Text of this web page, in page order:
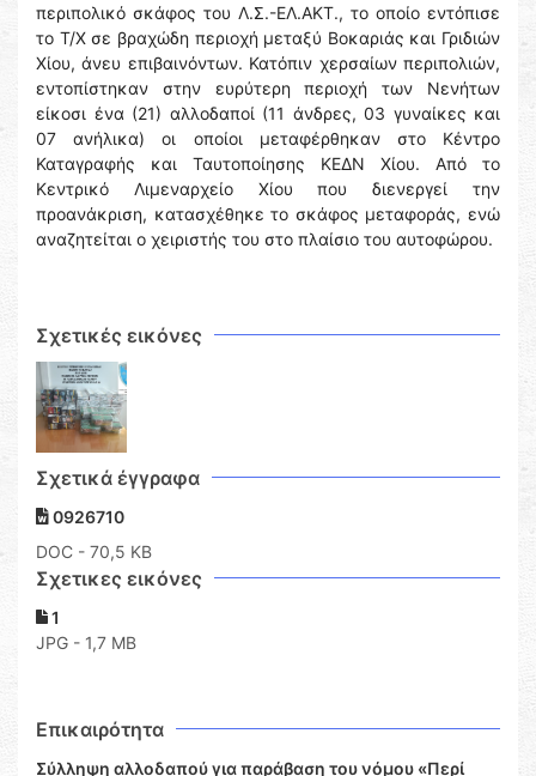
περιπολικό σκάφος του Λ.Σ.-ΕΛ.ΑΚΤ., το οποίο εντόπισε
το Τ/Χ σε βραχώδη περιοχή μεταξύ Βοκαριάς και Γριδιών
Χίου, άνευ επιβαινόντων. Κατόπιν χερσαίων περιπολιών,
εντοπίστηκαν στην ευρύτερη περιοχή των Νενήτων
είκοσι ένα (21) αλλοδαποί (11 άνδρες, 03 γυναίκες και
07 ανήλικα) οι οποίοι μεταφέρθηκαν στο Κέντρο
Καταγραφής και Ταυτοποίησης ΚΕΔΝ Χίου. Από το
Κεντρικό Λιμεναρχείο Χίου που διενεργεί την
προανάκριση, κατασχέθηκε το σκάφος μεταφοράς, ενώ
αναζητείται ο χειριστής του στο πλαίσιο του αυτοφώρου.
Σχετικές εικόνες
Σχετικά έγγραφα
0926710
DOC - 70,5 KB
Σχετικες εικόνες
1
JPG - 1,7 MB
Επικαιρότητα
Σύλληψη αλλοδαπού για παράβαση του νόμου «Περί